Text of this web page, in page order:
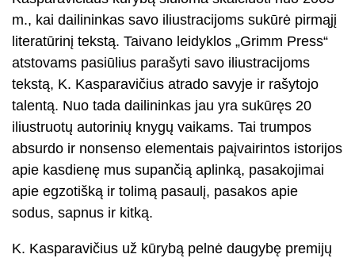
m., kai dailininkas savo iliustracijoms sukūrė pirmąjį
literatūrinį tekstą. Taivano leidyklos „Grimm Press“
atstovams pasiūlius parašyti savo iliustracijoms
tekstą, K. Kasparavičius atrado savyje ir rašytojo
talentą. Nuo tada dailininkas jau yra sukūręs 20
iliustruotų autorinių knygų vaikams. Tai trumpos
absurdo ir nonsenso elementais paįvairintos istorijos
apie kasdienę mus supančią aplinką, pasakojimai
apie egzotišką ir tolimą pasaulį, pasakos apie
sodus, sapnus ir kitką.
K. Kasparavičius už kūrybą pelnė daugybę premijų